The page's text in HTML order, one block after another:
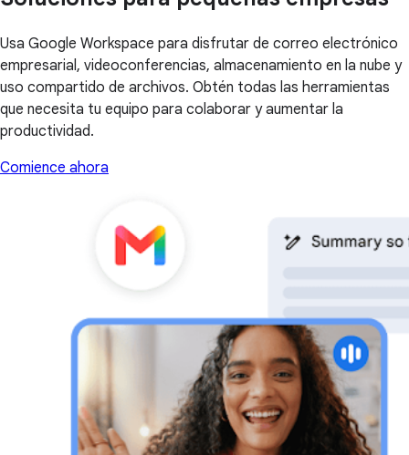
Usa Google Workspace para disfrutar de correo electrónico
empresarial, videoconferencias, almacenamiento en la nube y
uso compartido de archivos. Obtén todas las herramientas
que necesita tu equipo para colaborar y aumentar la
productividad.
Comience ahora